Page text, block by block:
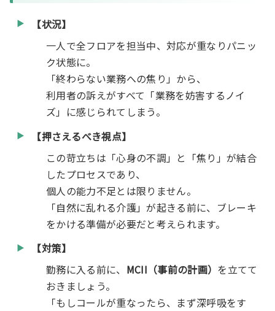
【状況】
一人で全フロアを担当中、対応が重なりパニッ
ク状態に。
「終わらない業務への焦り」から、
利用者の訴えがすべて「業務を妨害するノイ
ズ」に感じられてしまう。
【押さえるべき視点】
この苛立ちは「心身の不調」と「焦り」が結合
したプロセスであり、
個人の能力不足とは限りません。
「自然に乱れる介護」が起きる前に、ブレーキ
をかける準備が必要だと考えられます。
【対策】
勤務に入る前に、 MCII（事前の計画） を立てて
おきましょう。
「もしコールが重なったら、まず深呼吸をす